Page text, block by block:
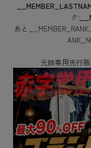
ク:
あと
元帥専用先行